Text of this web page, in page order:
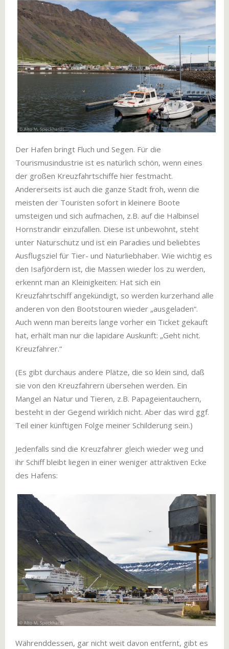
Der Hafen bringt Fluch und Segen. Für die
Tourismusindustrie ist es natürlich schön, wenn eines
der großen Kreuzfahrtschiffe hier festmacht.
Andererseits ist auch die ganze Stadt froh, wenn die
meisten der Touristen sofort in kleinere Boote
umsteigen und sich aufmachen, z.B. auf die Halbinsel
Hornstrandir einzufallen. Diese ist unbewohnt, steht
unter Naturschutz und ist ein Paradies und beliebtes
Ausflugsziel für Tier- und Naturliebhaber. Wie wichtig es
den Isafjördern ist, die Massen wieder los zu werden,
erkennt man an Kleinigkeiten: Hat sich ein
Kreuzfahrtschiff angekündigt, so werden kurzerhand alle
anderen von den Bootstouren wieder „ausgeladen“.
Auch wenn man bereits lange vorher ein Ticket gekauft
hat, erhält man nur die lapidare Auskunft: „Geht nicht.
Kreuzfahrer.“
(Es gibt durchaus andere Plätze, die so klein sind, daß
sie von den Kreuzfahrern übersehen werden. Ein
Mangel an Natur und Tieren, z.B. Papageientauchern,
besteht in der Gegend wirklich nicht. Aber das wird ggf.
Teil einer künftigen Folge meiner Schilderung sein.)
Jedenfalls sind die Kreuzfahrer gleich wieder weg und
ihr Schiff bleibt liegen in einer weniger attraktiven Ecke
des Hafens:
Währenddessen, gar nicht weit davon entfernt, gibt es